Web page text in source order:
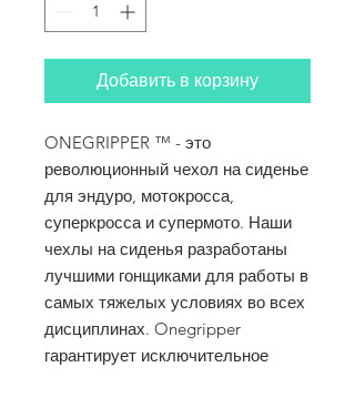
Добавить в корзину
ONEGRIPPER ™ - это
революционный чехол на сиденье
для эндуро, мотокросса,
суперкросса и супермото. Наши
чехлы на сиденья разработаны
лучшими гонщиками для работы в
самых тяжелых условиях во всех
дисциплинах. Onegripper
гарантирует исключительное